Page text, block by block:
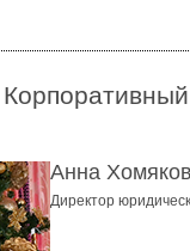
Анна
Директор